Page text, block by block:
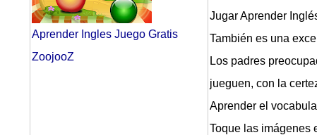
Aprender Ingles Juego Gratis
ZoojooZ
Jugar Aprender
También es una
Los padres
jueguen, con la
Aprender el
Toque las imágenes